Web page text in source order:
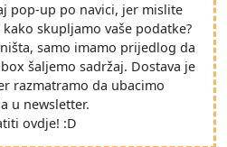
pop-up po navici, jer mislite
skupljamo vaše podatke?
samo imamo prijedlog da
šaljemo sadržaj. Dostava je
razmatramo da ubacimo
u newsletter.
ovdje! :D